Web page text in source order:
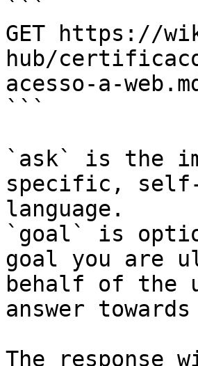
```
GET https://
hub/
acesso-a-
```
`ask` is the
specific,
language.
`goal` is
goal you are
behalf of the
answer
The response